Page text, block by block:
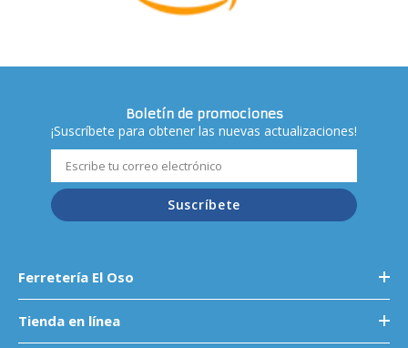
Boletín de promociones
¡Suscríbete para obtener las nuevas actualizaciones!
Suscríbete
Ferretería El Oso
Tienda en línea